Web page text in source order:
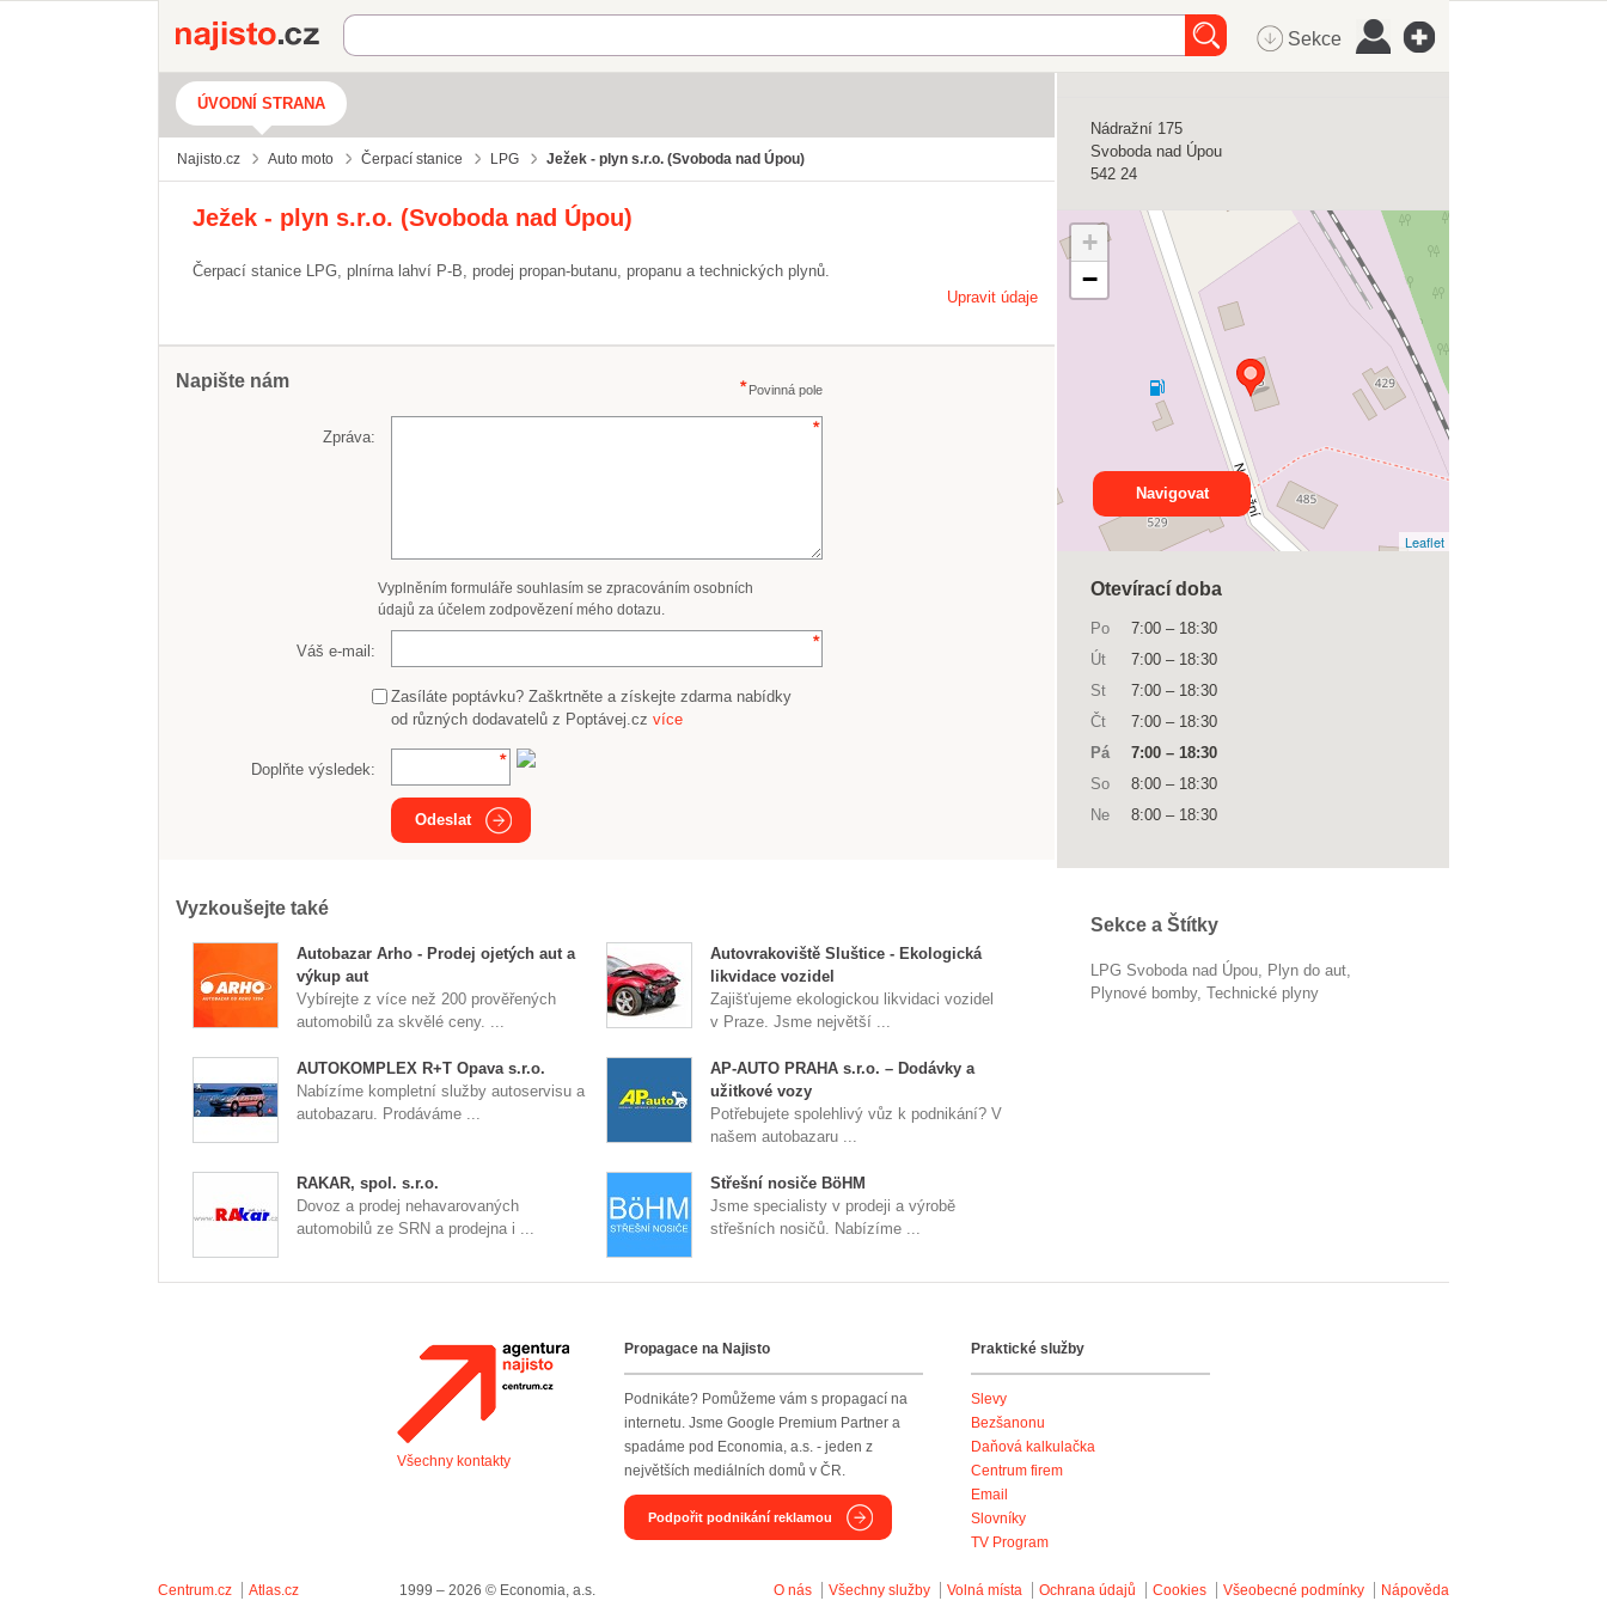
Najisto.cz Sekce
ÚVODNÍ STRANA
Najisto.cz Auto moto Čerpací stanice LPG Ježek - plyn s.r.o. (Svoboda nad Úpou)
Ježek - plyn s.r.o. (Svoboda nad Úpou)
Čerpací stanice LPG, plnírna lahví P-B, prodej propan-butanu, propanu a technických plynů.
Upravit údaje
Napište nám Povinná pole
Zpráva:
Vyplněním formuláře souhlasím se zpracováním osobních
údajů za účelem zodpovězení mého dotazu.
Váš e-mail:
Zasíláte poptávku? Zaškrtněte a získejte zdarma nabídky
od různých dodavatelů z Poptávej.cz více
Doplňte výsledek:
Odeslat
Vyzkoušejte také
Autobazar Arho - Prodej ojetých aut a
výkup aut
Vybírejte z více než 200 prověřených
automobilů za skvělé ceny. ...
Autovrakoviště Sluštice - Ekologická
likvidace vozidel
Zajišťujeme ekologickou likvidaci vozidel
v Praze. Jsme největší ...
AUTOKOMPLEX R+T Opava s.r.o.
Nabízíme kompletní služby autoservisu a
autobazaru. Prodáváme ...
AP-AUTO PRAHA s.r.o. – Dodávky a
užitkové vozy
Potřebujete spolehlivý vůz k podnikání? V
našem autobazaru ...
RAKAR, spol. s.r.o.
Dovoz a prodej nehavarovaných
automobilů ze SRN a prodejna i ...
Střešní nosiče BöHM
Jsme specialisty v prodeji a výrobě
střešních nosičů. Nabízíme ...
Nádražní 175
Svoboda nad Úpou
542 24
+
−
Leaflet
Navigovat
Otevírací doba
Po 7:00 – 18:30
Út
7:00 – 18:30
St
7:00 – 18:30
Čt
7:00 – 18:30
Pá
7:00 – 18:30
So
8:00 – 18:30
Ne
8:00 – 18:30
Sekce a Štítky
LPG Svoboda nad Úpou
plyn do aut
plynové bomby
Technické plyny
Agentura Najisto
Všechny kontakty
Propagace na Najisto
Podnikáte? Pomůžeme vám s propagací na
internetu. Jsme Google Premium Partner a
spadáme pod Economia, a.s. - jeden z
největších mediálních domů v ČR.
Podpořit podnikání reklamou
Praktické služby
Slevy
Bezšanonu
Daňová kalkulačka
Centrum firem
Email
Slovníky
TV Program
Centrum.cz Atlas.cz 1999 – 2026 © Economia, a.s. O nás Všechny služby Volná místa Ochrana údajů Cookies Všeobecné podmínky Nápověda